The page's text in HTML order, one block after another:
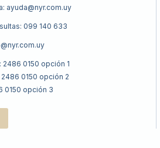
ayuda@nyr.com.uy
099 140 633
0150 opción 1
0150 opción 2
0150 opción 3